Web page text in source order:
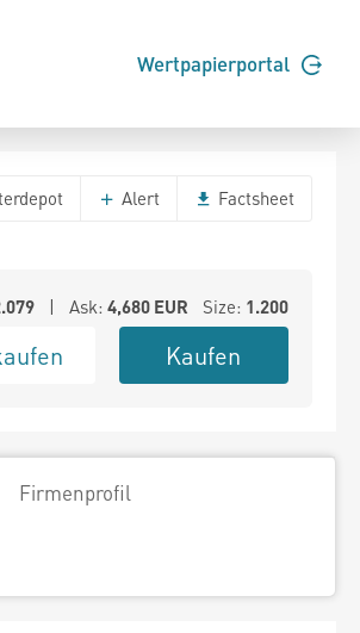
Wertpapierportal
Alert Factsheet
| Ask: 4,680EUR Size: 1.200
Kaufen
Firmenprofil